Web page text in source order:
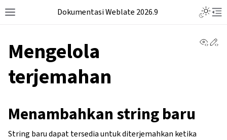
Dokumentasi Weblate 2026.9
Mengelola
terjemahan
Menambahkan string baru
String baru dapat tersedia untuk diterjemahkan ketika